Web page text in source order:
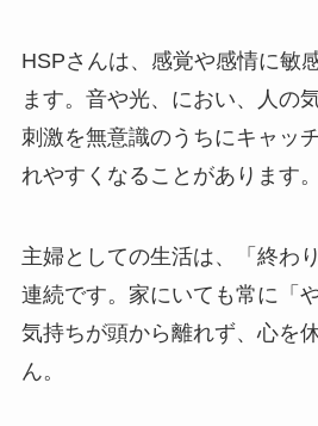
HSPさんは、感覚や感情に敏
ます。音や光、におい、人の
刺激を無意識のうちにキャッ
れやすくなることがあります。
主婦としての生活は、「終わ
連続です。家にいても常に「
気持ちが頭から離れず、心を
ん。